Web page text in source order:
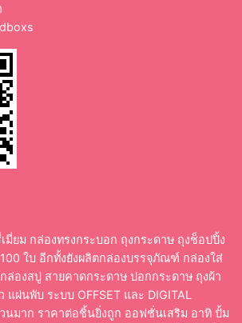
มี่ยม กล่องทรงกระบอก ถุงกระดาษ ถุงช็อปปิ้ง
ใบ อีกทั้งยังผลิตกล่องบรรจุภัณฑ์ กล่องใส่
องสบู่ สายคาดกระดาษ ปอกกระดาษ ถุงผ้า
ผ่นพับ ระบบ OFFSET และ DIGITAL
นมาก ราคาต่อชิ้นยิ่งถูก ออฟชั่นเสริม อาทิ ปั้ม